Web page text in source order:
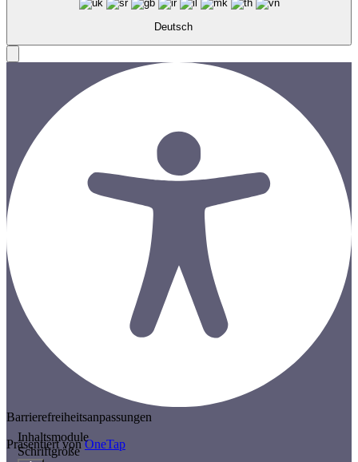
Deutsch
Barrierefreiheitsanpassungen
Präsentiert vonOneTap
Inhaltsmodule
Schriftgröße